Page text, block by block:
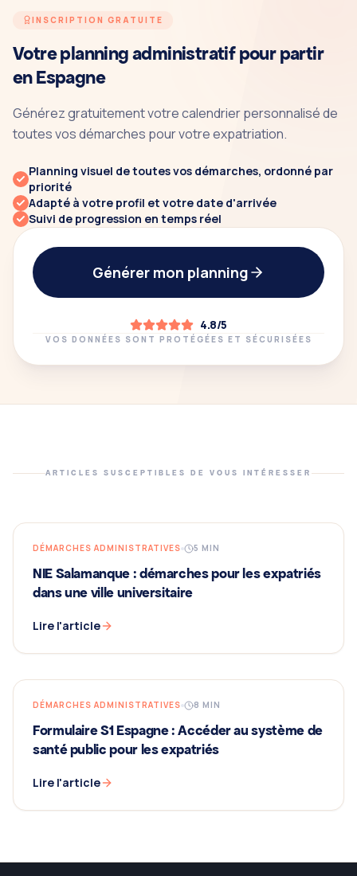
INSCRIPTION GRATUITE
Votre planning administratif pour partir
en Espagne
Générez gratuitement votre calendrier personnalisé de
toutes vos démarches pour votre expatriation.
Planning visuel de toutes vos démarches, ordonné par
priorité
Adapté à votre profil et votre date d'arrivée
Suivi de progression en temps réel
Générer mon planning
4.8/5
VOS DONNÉES SONT PROTÉGÉES ET SÉCURISÉES
ARTICLES SUSCEPTIBLES DE VOUS INTÉRESSER
DÉMARCHES ADMINISTRATIVES 5 MIN
NIE Salamanque : démarches pour les expatriés
dans une ville universitaire
Lire l'article
DÉMARCHES ADMINISTRATIVES 8 MIN
Formulaire S1 Espagne : Accéder au système de
santé public pour les expatriés
Lire l'article